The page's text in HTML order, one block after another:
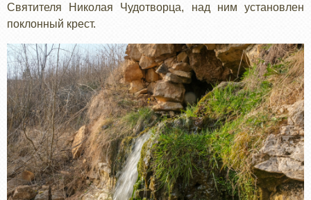
Святителя Николая Чудотворца, над ним установлен
поклонный крест.